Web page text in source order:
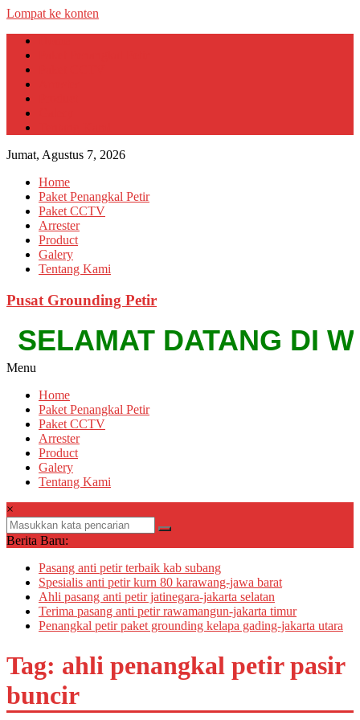
Lompat ke konten
Jumat, Agustus 7, 2026
Home
Paket Penangkal Petir
Paket CCTV
Arrester
Product
Galery
Tentang Kami
Pusat Grounding Petir
SELAMAT DATANG DI
Menu
Home
Paket Penangkal Petir
Paket CCTV
Arrester
Product
Galery
Tentang Kami
×
Berita Baru:
Pasang anti petir terbaik kab subang
Spesialis anti petir kurn 80 karawang-jawa barat
Ahli pasang anti petir jatinegara-jakarta selatan
Terima pasang anti petir rawamangun-jakarta timur
Penangkal petir paket grounding kelapa gading-jakarta utara
Tag: ahli penangkal petir pasir
buncir